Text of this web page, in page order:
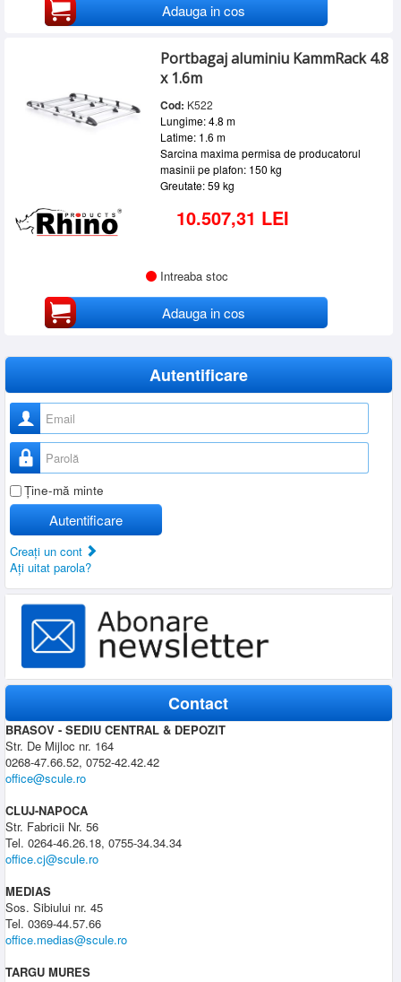
Adauga in cos
Portbagaj aluminiu KammRack 4.8
x 1.6m
Cod: K522
Lungime: 4.8 m
Latime: 1.6 m
Sarcina maxima permisa de producatorul
masinii pe plafon: 150 kg
Greutate: 59 kg
10.507,31 LEI
Intreaba stoc
Adauga in cos
Autentificare
Nume utilizator
Parolă
Ţine-mă minte
Autentificare
Creaţi un cont
Aţi uitat parola?
Contact
BRASOV - SEDIU CENTRAL & DEPOZIT
Str. De Mijloc nr. 164
0268-47.66.52, 0752-42.42.42
office@scule.ro
CLUJ-NAPOCA
Str. Fabricii Nr. 56
Tel. 0264-46.26.18, 0755-34.34.34
office.cj@scule.ro
MEDIAS
Sos. Sibiului nr. 45
Tel. 0369-44.57.66
office.medias@scule.ro
TARGU MURES